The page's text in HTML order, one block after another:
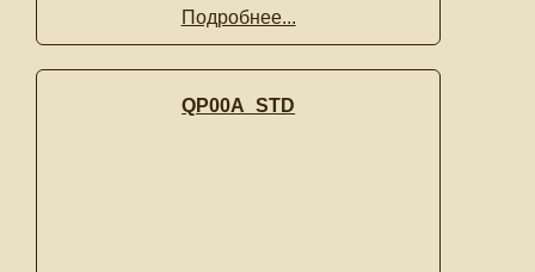
Подробнее...
QP00A_STD